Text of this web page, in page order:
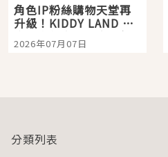
角色IP粉絲購物天堂再
升級！KIDDY LAND 原
宿店吉伊卡哇迎客，新
開幕 OMOKADO 店3分
2026年07月07日
分類列表